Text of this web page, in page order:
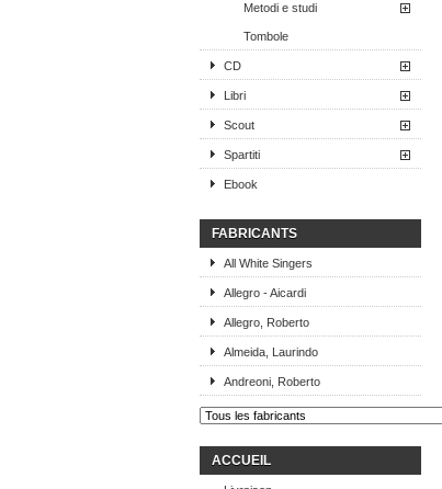
Metodi e studi
Tombole
CD
Libri
Scout
Spartiti
Ebook
FABRICANTS
All White Singers
Allegro - Aicardi
Allegro, Roberto
Almeida, Laurindo
Andreoni, Roberto
ACCUEIL